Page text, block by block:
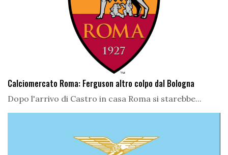
Calciomercato Roma: Ferguson altro colpo dal Bologna
Dopo l'arrivo di Castro in casa Roma si starebbe...